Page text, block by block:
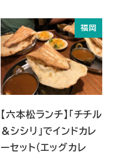
福岡
【六本松ランチ】「チチル
＆シシリ」でインドカレ
ーセット（エッグカレ